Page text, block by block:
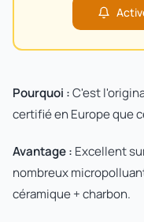
Pourquoi :C'est
certifié en Europe que
Avantage : Excellent
nombreux
céramique + charbon.